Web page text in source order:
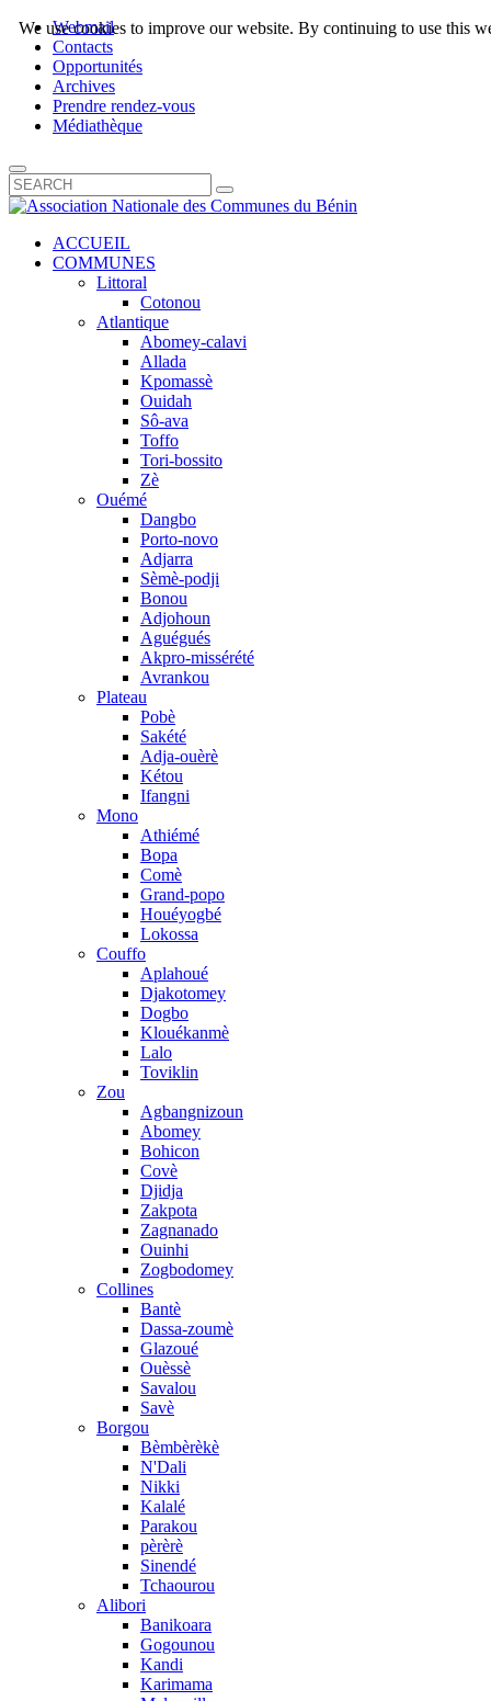
Webmail
Contacts
Opportunités
Archives
Prendre rendez-vous
Médiathèque
ACCUEIL
COMMUNES
Littoral
Cotonou
Atlantique
Abomey-calavi
Allada
Kpomassè
Ouidah
Sô-ava
Toffo
Tori-bossito
Zè
Ouémé
Dangbo
Porto-novo
Adjarra
Sèmè-podji
Bonou
Adjohoun
Aguégués
Akpro-missérété
Avrankou
Plateau
Pobè
Sakété
Adja-ouèrè
Kétou
Ifangni
Mono
Athiémé
Bopa
Comè
Grand-popo
Houéyogbé
Lokossa
Couffo
Aplahoué
Djakotomey
Dogbo
Klouékanmè
Lalo
Toviklin
Zou
Agbangnizoun
Abomey
Bohicon
Covè
Djidja
Zakpota
Zagnanado
Ouinhi
Zogbodomey
Collines
Bantè
Dassa-zoumè
Glazoué
Ouèssè
Savalou
Savè
Borgou
Bèmbèrèkè
N'Dali
Nikki
Kalalé
Parakou
pèrèrè
Sinendé
Tchaourou
Alibori
Banikoara
Gogounou
Kandi
Karimama
We use cookies to improve our website. By continuing to use this